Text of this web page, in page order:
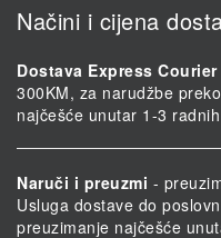
Načini i cijena
Dostava Express Courier
300KM, za narudžbe
najčešće unutar 1-3
Naruči i preuzmi -
Usluga dostave do
preuzimanje najčešće